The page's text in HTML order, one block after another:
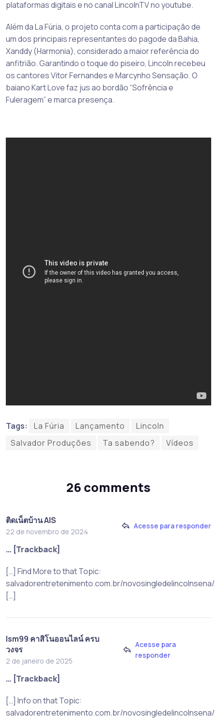
plataformas digitais e no canal LincolnTV no youtube.
Além da La Fúria, o projeto conta com a participação de
um dos principais representantes do pagode da Bahia,
Xanddy (Harmonia), considerado a maior referência do
anfitrião. Garantindo o toque do piseiro, Lincoln recebeu
os cantores Vitor Fernandes e Marcynho Sensação. O
baiano Kart Love faz jus ao bordão “Sofrência e
Fuleragem” e marca presença.
Tags: La Fúria Lançamento
Lincoln
Salvador Produções
Ta sabendo? Vídeos
26 comments
ติดเน็ตบ้าน AIS
22 de novembro de 2024
Acesse para responder
… [Trackback]
[…] Find More to that Topic:
salvadorentretenimento.com.br/novosingledelincolnsena/
[…]
lsm99 คาสิโนออนไลน์ ครบ
วงจร
2 de janeiro de 2025
Acesse para
responder
… [Trackback]
[…] Info on that Topic:
salvadorentretenimento.com.br/novosingledelincolnsena/